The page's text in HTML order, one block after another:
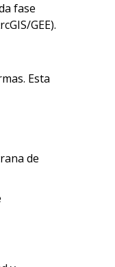
fase
GEE).
Esta
de